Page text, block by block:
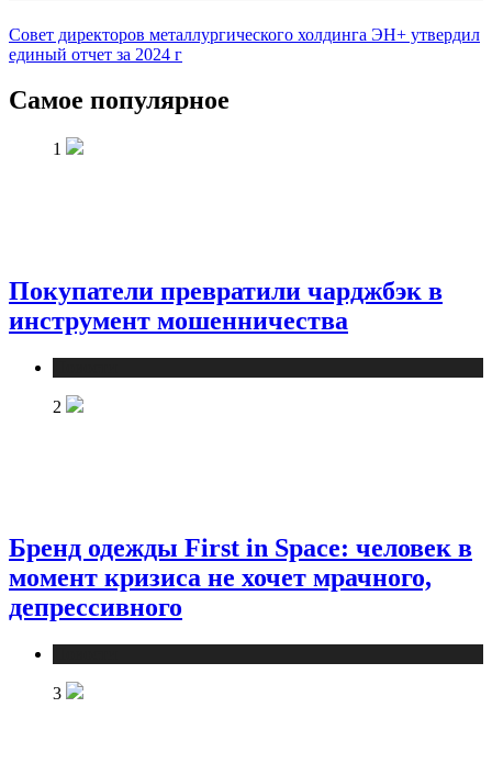
Совет директоров металлургического холдинга ЭН+ утвердил
единый отчет за 2024 г
Самое популярное
1
Покупатели превратили чарджбэк в
инструмент мошенничества
2
Бренд одежды First in Space: человек в
момент кризиса не хочет мрачного,
депрессивного
3